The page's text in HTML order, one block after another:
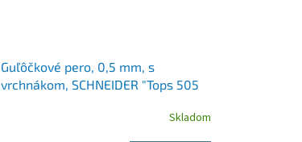
Guľôčkové pero, 0,5 mm, s
vrchnákom, SCHNEIDER "Tops 505
Skladom